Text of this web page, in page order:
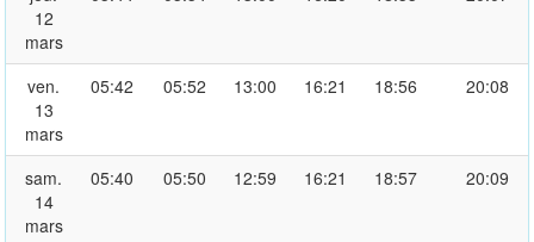
12
mars
ven.
13
mars
05:42 05:52 13:00 16:21 18:56 20:08
sam.
14
mars
05:40 05:50 12:59 16:21 18:57 20:09